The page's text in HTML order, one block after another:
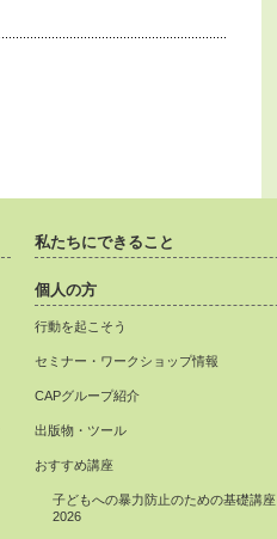
私たちにできること
個人の方
行動を起こそう
セミナー・ワークショップ情報
CAPグループ紹介
出版物・ツール
おすすめ講座
子どもへの暴力防止のための基礎講座
2026